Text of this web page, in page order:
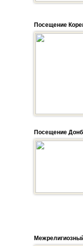
Посещение
Посещение